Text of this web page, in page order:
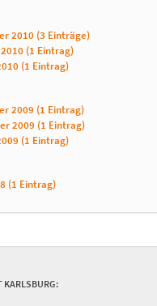
2010 (3 Einträge)
(1 Eintrag)
(1 Eintrag)
2009 (1 Eintrag)
2009 (1 Eintrag)
(1 Eintrag)
(1 Eintrag)
KARLSBURG: